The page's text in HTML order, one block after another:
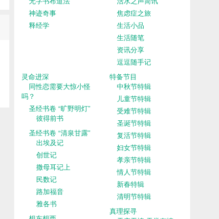
神迹奇事
释经学
焦虑症之旅
生活小品
生活随笔
资讯分享
逗逗随手记
灵命进深
同性恋需要大惊小怪
吗？
圣经书卷 “旷野明灯”
彼得前书
圣经书卷 “清泉甘露”
出埃及记
创世记
撒母耳记上
民数记
路加福音
雅各书
特备节目
中秋节特辑
儿童节特辑
受难节特辑
圣诞节特辑
复活节特辑
妇女节特辑
孝亲节特辑
情人节特辑
新春特辑
清明节特辑
真理探寻